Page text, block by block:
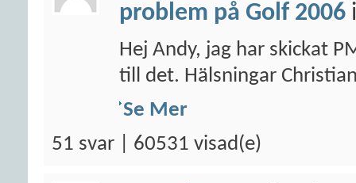
problem på Golf 2006
Hej Andy, jag har skickat
till det. Hälsningar
Se Mer
51 svar | 60531 visad(e)